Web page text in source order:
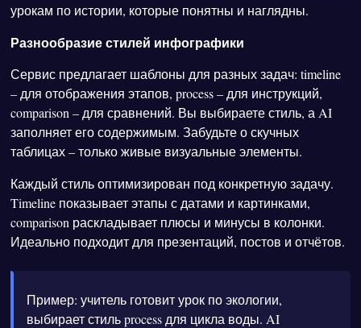
урокам по истории, которые понятны и наглядны.
Разнообразие стилей инфографики
Сервис предлагает шаблоны для разных задач: timeline
– для отображения этапов, process – для инструкций,
comparison – для сравнений. Вы выбираете стиль, а AI
заполняет его содержимым. Забудьте о скучных
таблицах – только живые визуальные элементы.
Каждый стиль оптимизирован под конкретную задачу.
Timeline показывает этапы с датами и картинками,
comparison раскладывает плюсы и минусы в колонки.
Идеально подходит для презентаций, постов и отчётов.
Пример: учитель готовит урок по экологии,
выбирает стиль process для цикла воды. AI